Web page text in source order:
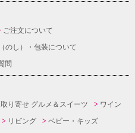
ご注文について
のし）・包装について
問
り寄せ グルメ＆スイーツ
ワイン
リビング
ベビー・キッズ